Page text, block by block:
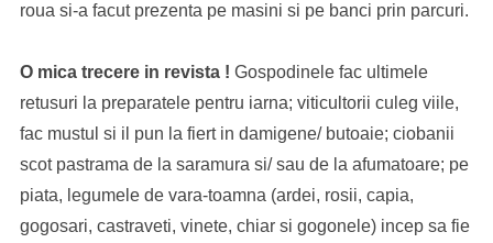
roua si-a facut prezenta pe masini si pe banci prin parcuri.
O mica trecere in revista ! Gospodinele fac ultimele
retusuri la preparatele pentru iarna; viticultorii culeg viile,
fac mustul si il pun la fiert in damigene/ butoaie; ciobanii
scot pastrama de la saramura si/ sau de la afumatoare; pe
piata, legumele de vara-toamna (ardei, rosii, capia,
gogosari, castraveti, vinete, chiar si gogonele) incep sa fie